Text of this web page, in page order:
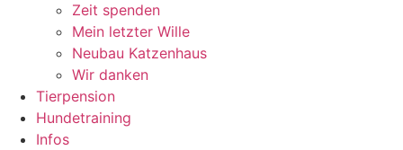
Zeit spenden
Mein letzter Wille
Neubau Katzenhaus
Wir danken
Tierpension
Hundetraining
Infos